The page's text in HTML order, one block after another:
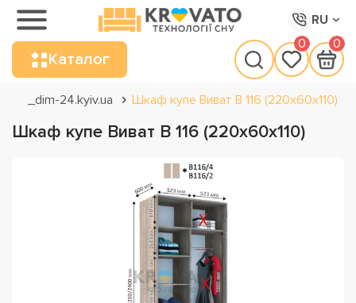
RU
Каталог
0 0
_dim-24.kyiv.ua Шкаф купе Виват В 116 (220х60х110)
Шкаф купе Виват В 116 (220х60х110)